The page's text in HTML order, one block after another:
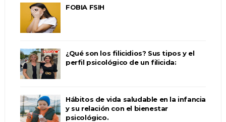
FOBIA FSIH
¿Qué son los filicidios? Sus tipos y el
perfil psicológico de un filicida:
Hábitos de vida saludable en la infancia
y su relación con el bienestar
psicológico.